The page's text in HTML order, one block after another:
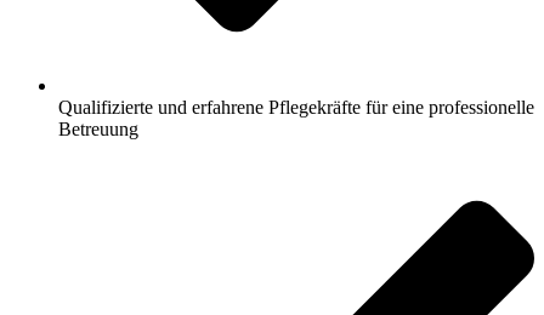
Qualifizierte und erfahrene Pflegekräfte für eine professionelle
Betreuung